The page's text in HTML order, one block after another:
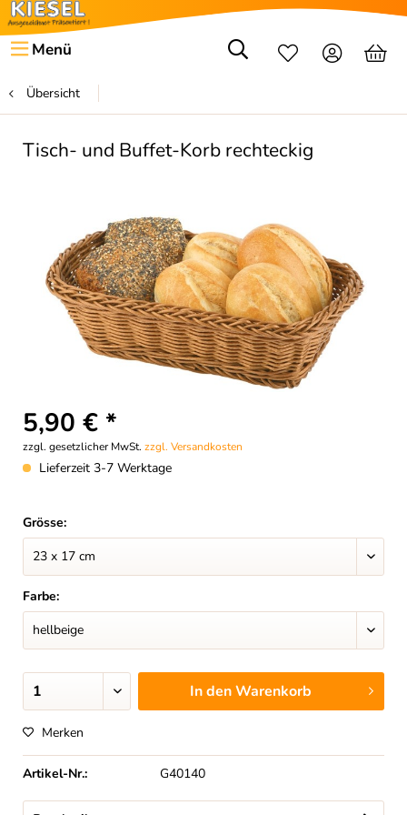
Menü
Übersicht
Tisch- und Buffet-Korb rechteckig
5,90 € *
zzgl. gesetzlicher MwSt. zzgl. Versandkosten
Lieferzeit 3-7 Werktage
Grösse:
Farbe:
In denWarenkorb
Merken
Artikel-Nr.: G40140